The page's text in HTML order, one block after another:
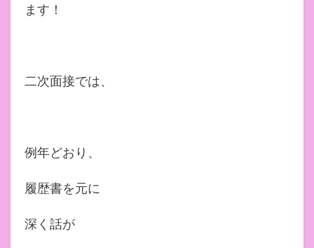
ます！
二次面接では、
例年どおり、
履歴書を元に
深く話が